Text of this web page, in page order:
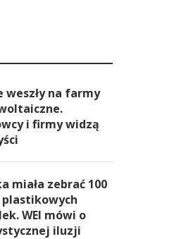
weszły na farmy
i firmy widzą
miała zebrać 100
plastikowych
WEI mówi o
iluzji